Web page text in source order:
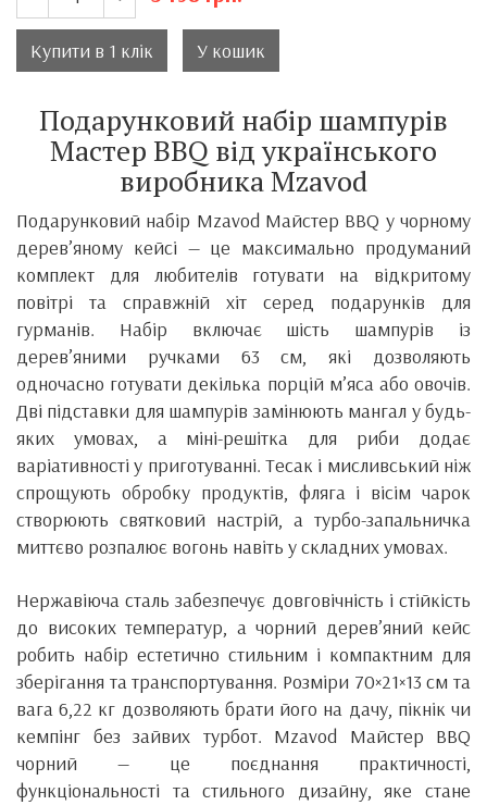
Купити в 1 клік У кошик
Подарунковий набір шампурів
Мастер BBQ від українського
виробника Mzavod
Подарунковий набір Mzavod Майстер BBQ у чорному
дерев’яному кейсі — це максимально продуманий
комплект для любителів готувати на відкритому
повітрі та справжній хіт серед подарунків для
гурманів. Набір включає шість шампурів із
дерев’яними ручками 63 см, які дозволяють
одночасно готувати декілька порцій м’яса або овочів.
Дві підставки для шампурів замінюють мангал у будь-
яких умовах, а міні-решітка для риби додає
варіативності у приготуванні. Тесак і мисливський ніж
спрощують обробку продуктів, фляга і вісім чарок
створюють святковий настрій, а турбо-запальничка
миттєво розпалює вогонь навіть у складних умовах.
Нержавіюча сталь забезпечує довговічність і стійкість
до високих температур, а чорний дерев’яний кейс
робить набір естетично стильним і компактним для
зберігання та транспортування. Розміри 70×21×13 см та
вага 6,22 кг дозволяють брати його на дачу, пікнік чи
кемпінг без зайвих турбот. Mzavod Майстер BBQ
чорний — це поєднання практичності,
функціональності та стильного дизайну, яке стане